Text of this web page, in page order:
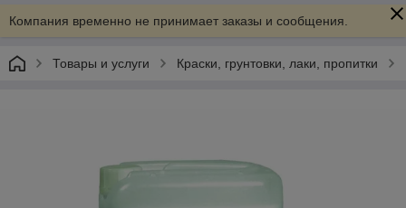
Компания временно не принимает заказы и сообщения.
Товары и услуги Краски, грунтовки, лаки, пропитки